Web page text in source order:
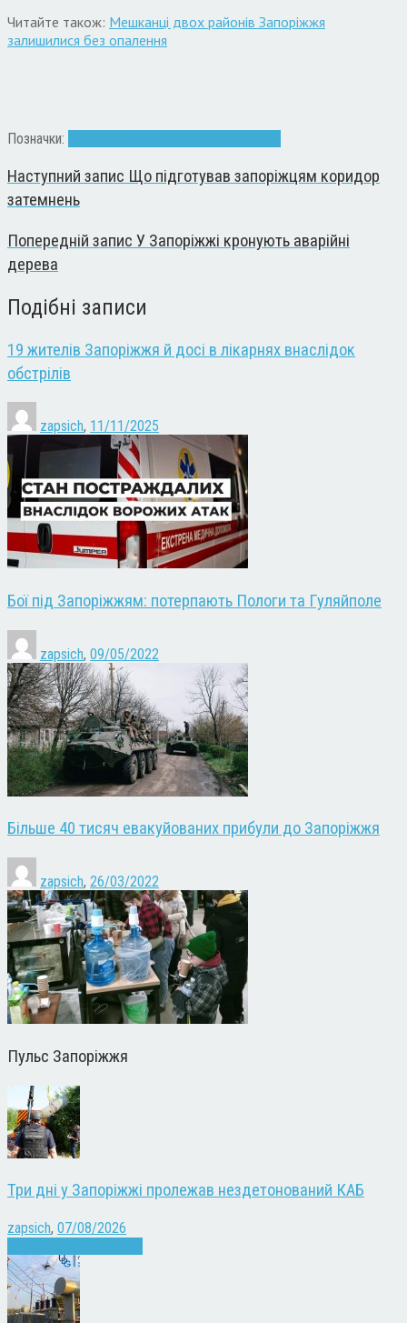
Читайте також: Мешканці двох районів Запоріжжя
залишилися без опалення
Позначки:
Наступний запис Що підготував запоріжцям коридор
затемнень
Попередній запис У Запоріжжі кронують аварійні
дерева
Подібні записи
19 жителів Запоріжжя й досі в лікарнях внаслідок
обстрілів
zapsich, 11/11/2025
Бої під Запоріжжям: потерпають Пологи та Гуляйполе
zapsich, 09/05/2022
Більше 40 тисяч евакуйованих прибули до Запоріжжя
zapsich, 26/03/2022
Пульс Запоріжжя
Три дні у Запоріжжі пролежав нездетонований КАБ
zapsich, 07/08/2026